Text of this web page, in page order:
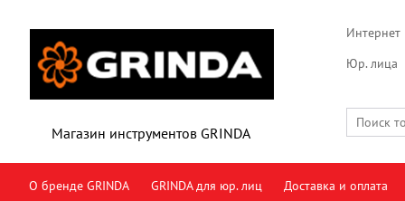
Магазин инструментов GRINDA
Интернет
Юр. лица
О бренде GRINDA GRINDA для юр. лиц Доставка и оплата